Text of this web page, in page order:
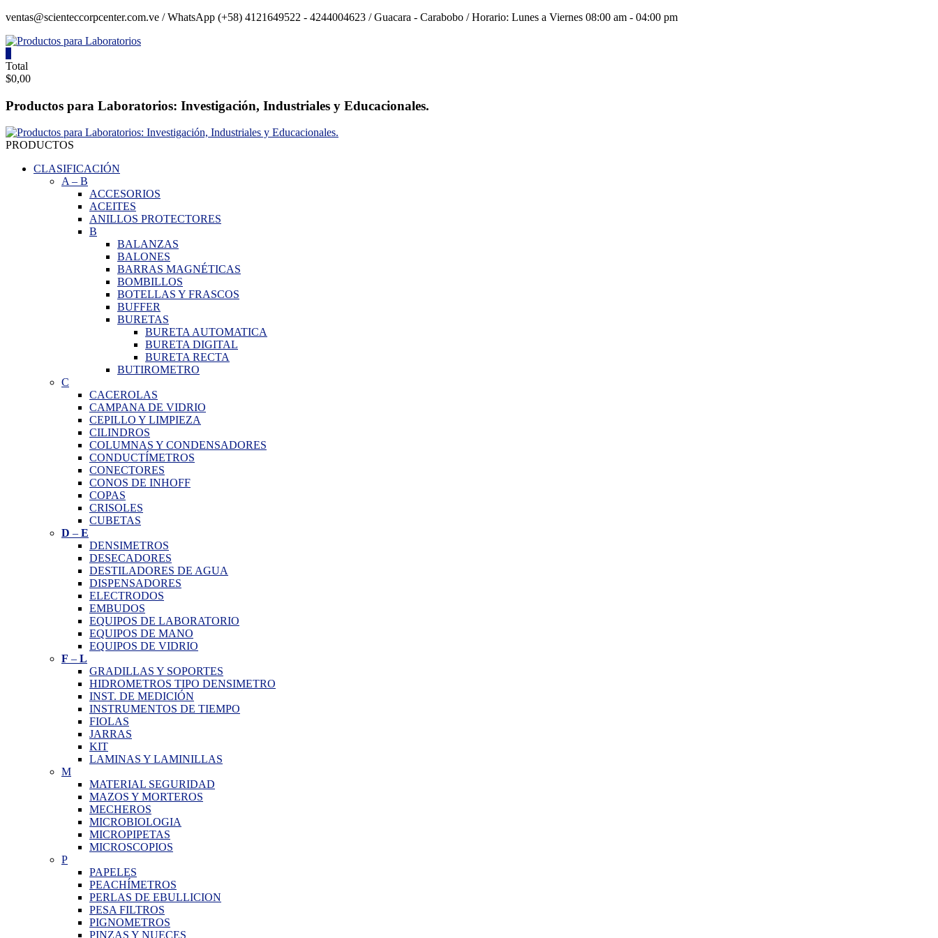
Saltar
ventas@scienteccorpcenter.com.ve / WhatsApp (+58) 4121649522 - 4244004623 / Guacara - Carabobo / Horario: Lunes a Viernes 08:00 am - 04:00 pm
Productos
para
Laboratorios
Investigación,
Industriales
y
Educacionales.
Total
$0,00
Productos para Laboratorios: Investigación, Industriales y Educacionales.
PRODUCTOS
CLASIFICACIÓN
A– B
ACCESORIOS
ACEITES
ANILLOS PROTECTORES
B
BALANZAS
BALONES
BARRAS MAGNÉTICAS
BOMBILLOS
BOTELLAS Y FRASCOS
BUFFER
BURETAS
BURETA AUTOMATICA
BURETA DIGITAL
BURETA RECTA
BUTIROMETRO
C
CACEROLAS
CAMPANA DE VIDRIO
CEPILLO Y LIMPIEZA
CILINDROS
COLUMNAS Y CONDENSADORES
CONDUCTÍMETROS
CONECTORES
CONOS DE INHOFF
COPAS
CRISOLES
CUBETAS
D – E
DENSIMETROS
DESECADORES
DESTILADORES DE AGUA
DISPENSADORES
ELECTRODOS
EMBUDOS
EQUIPOS DE LABORATORIO
EQUIPOS DE MANO
EQUIPOS DE VIDRIO
F – L
GRADILLAS Y SOPORTES
HIDROMETROS TIPO DENSIMETRO
INST. DE MEDICIÓN
INSTRUMENTOS DE TIEMPO
FIOLAS
JARRAS
KIT
LAMINAS Y LAMINILLAS
M
MATERIAL SEGURIDAD
MAZOS Y MORTEROS
MECHEROS
MICROBIOLOGIA
MICROPIPETAS
MICROSCOPIOS
P
PAPELES
PEACHÍMETROS
PERLAS DE EBULLICION
PESA FILTROS
PIGNOMETROS
PINZAS Y NUECES